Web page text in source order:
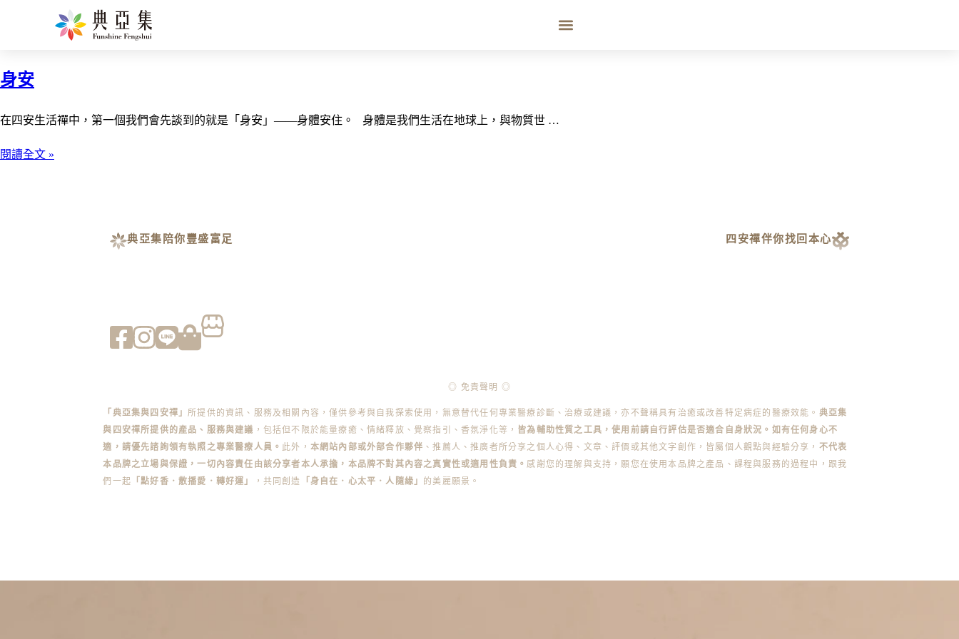
情緒穩定
身安
在四安生活禪中，第一個我們會先談到的就是「身安」——身體安住。 身體是我們生活在地球上，與物質世 …
閱讀全文 »
典亞集陪你豐盛富足 四安禪伴你找回本心
◎ 免責聲明 ◎
「典亞集與四安禪」 所提供的資訊、服務及相關內容，僅供參考與自我探索使用，無意替代任何專業醫療診斷、治療或建議，亦不聲稱具有治癒或改善特定病症的醫療效能。 典亞集
與四安禪所提供的產品、服務與建議 ，包括但不限於能量療癒、情緒釋放、覺察指引、香氛淨化等， 皆為輔助性質之工具，使用前請自行評估是否適合自身狀況。如有任何身心不
適，請優先諮詢領有執照之專業醫療人員。 此外， 本網站內部或外部合作夥伴 、推薦人、推廣者所分享之個人心得、文章、評價或其他文字創作，皆屬個人觀點與經驗分享， 不代表
本品牌之立場與保證，一切內容責任由該分享者本人承擔，本品牌不對其內容之真實性或適用性負責。 感謝您的理解與支持，願您在使用本品牌之產品、課程與服務的過程中，跟我
們一起 「點好香．散播愛．轉好運」 ，共同創造 「身自在．心太平．人隨緣」 的美麗願景。